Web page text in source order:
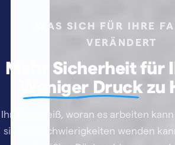
WAS SICH FÜR IHRE
VERÄNDERT
Mehr Sicherheit für
Weniger Druck zu
Ihr Kind weiß, woran es arbeiten
sich bei Schwierigkeiten wenden